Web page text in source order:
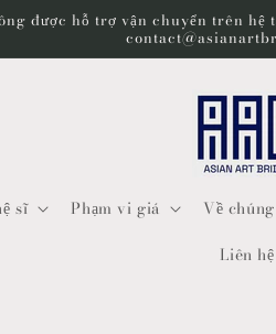
được hỗ trợ vận chuyển trên
sĩ Phạm vi giá Về
Liên hệ